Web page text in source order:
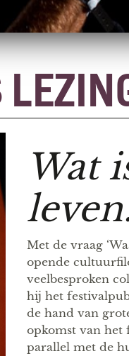
Wat
Met de vraag
opende
veelbesproken
hij het
de hand van
opkomst van het
parallel met de